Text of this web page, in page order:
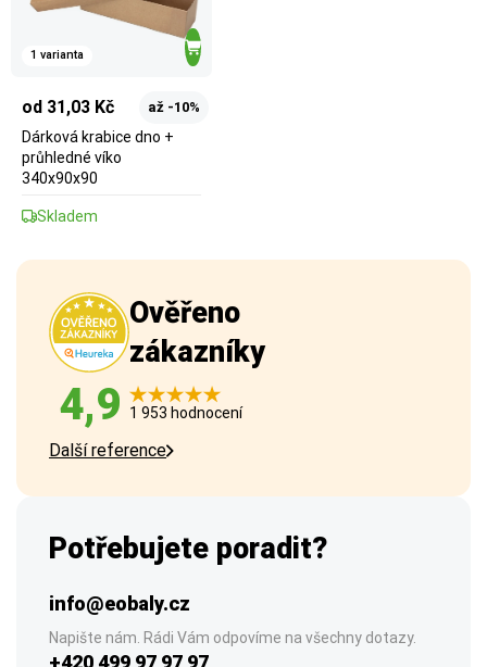
1 varianta
od 31,03 Kč až -10%
Dárková krabice dno +
průhledné víko
340x90x90
Skladem
Ověřeno
zákazníky
4,9 1 953 hodnocení
Další reference
Potřebujete poradit?
info@eobaly.cz
Napište nám. Rádi Vám odpovíme na všechny dotazy.
+420 499 97 97 97